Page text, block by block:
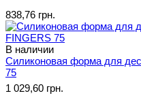
838,76 грн.
В наличии
Силиконовая форма для
75
1 029,60 грн.